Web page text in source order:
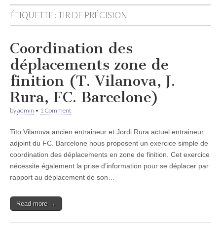
ÉTIQUETTE :TIR DE PRÉCISION
Coordination des
déplacements zone de
finition (T. Vilanova, J.
Rura, FC. Barcelone)
byadmin • 1 Comment
Tito Vilanova ancien entraineur et Jordi Rura actuel entraineur
adjoint du FC. Barcelone nous proposent un exercice simple de
coordination des déplacements en zone de finition. Cet exercice
nécessite également la prise d’information pour se déplacer par
rapport au déplacement de son…
Read more →